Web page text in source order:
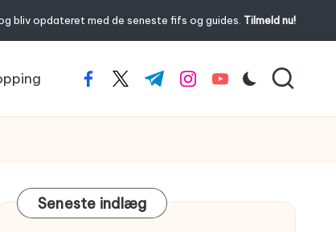
bliv opdateret med de seneste fifs og guides. Tilmeld nu!
facebook.com
twitter.com
t.me instagram.com
youtube.com
Seneste indlæg